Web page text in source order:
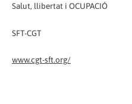
Salut, llibertat i OCUPACIÓ
SFT-CGT
www.cgt-sft.org/